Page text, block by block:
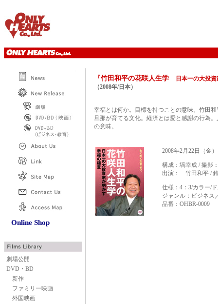
Online Shop
劇場公開
DVD・BD
新作
ファミリー映画
外国映画
『竹田和平の花咲人生学
日本一の大投
（2008年/日本）
幸福とは何か。目標を持つことの意味。竹田
旦那が育てる文化。経済とは愛と感謝の行為
の意味。
2008年2月22日（金
構成：塙幸成 / 撮影
出演： 竹田和平 /
仕様：4：3/カラー/
ジャンル：ビジネ
品番：OHBR-0009